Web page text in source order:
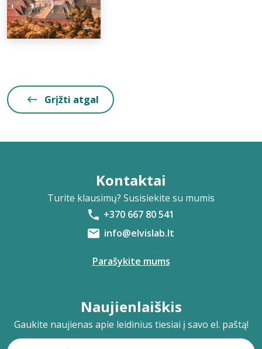
Grįžti atgal
Kontaktai
Turite klausimų? Susisiekite su mumis
+370 667 80 541
info@elvislab.lt
Parašykite mums
Naujienlaiškis
Gaukite naujienas apie leidinius tiesiai į savo el. paštą!